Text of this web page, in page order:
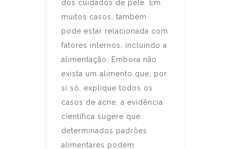
dos cuidados de pele. Em
muitos casos, também
pode estar relacionada com
fatores internos, incluindo a
alimentação. Embora não
exista um alimento que, por
si só, explique todos os
casos de acne, a evidência
científica sugere que
determinados padrões
alimentares podem